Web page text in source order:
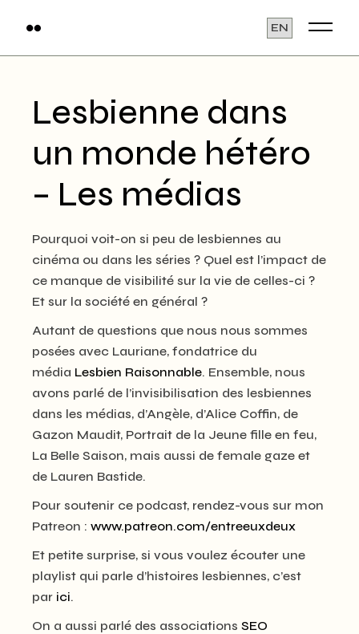
Choose
a
Lesbienne dans
un monde hétéro
– Les médias
Pourquoi voit-on si peu de lesbiennes au
cinéma ou dans les séries ? Quel est l’impact de
ce manque de visibilité sur la vie de celles-ci ?
Et sur la société en général ?
Autant de questions que nous nous sommes
posées avec Lauriane, fondatrice du
média Lesbien Raisonnable. Ensemble, nous
avons parlé de l’invisibilisation des lesbiennes
dans les médias, d’Angèle, d’Alice Coffin, de
Gazon Maudit, Portrait de la Jeune fille en feu,
La Belle Saison, mais aussi de female gaze et
de Lauren Bastide.
Pour soutenir ce podcast, rendez-vous sur mon
Patreon :www.patreon.com/entreeuxdeux
Et petite surprise, si vous voulez écouter une
playlist qui parle d’histoires lesbiennes, c’est
par ici.
On a aussi parlé des associationsSEO